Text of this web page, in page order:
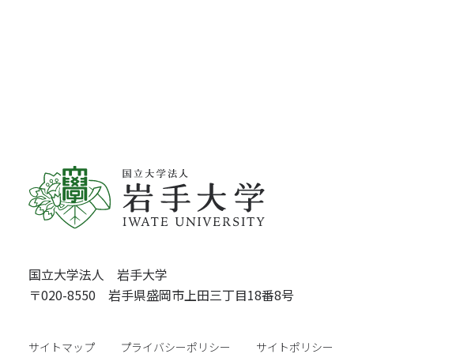
国立大学法人 岩手大学
〒020-8550 岩手県盛岡市上田三丁目18番8号
サイトマップ プライバシーポリシー サイトポリシー